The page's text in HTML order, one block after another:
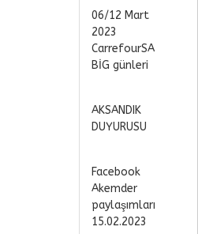
06/12 Mart
2023
CarrefourSA
BİG günleri
AKSANDIK
DUYURUSU
Facebook
Akemder
paylaşımları
15.02.2023